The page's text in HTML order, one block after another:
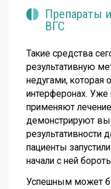
Препараты
ВГС
Такие средства
результативную
недугами, которая
интерферонах. Уже
применяют
демонстрируют
результативности
пациенты
начали с ней
Успешным может